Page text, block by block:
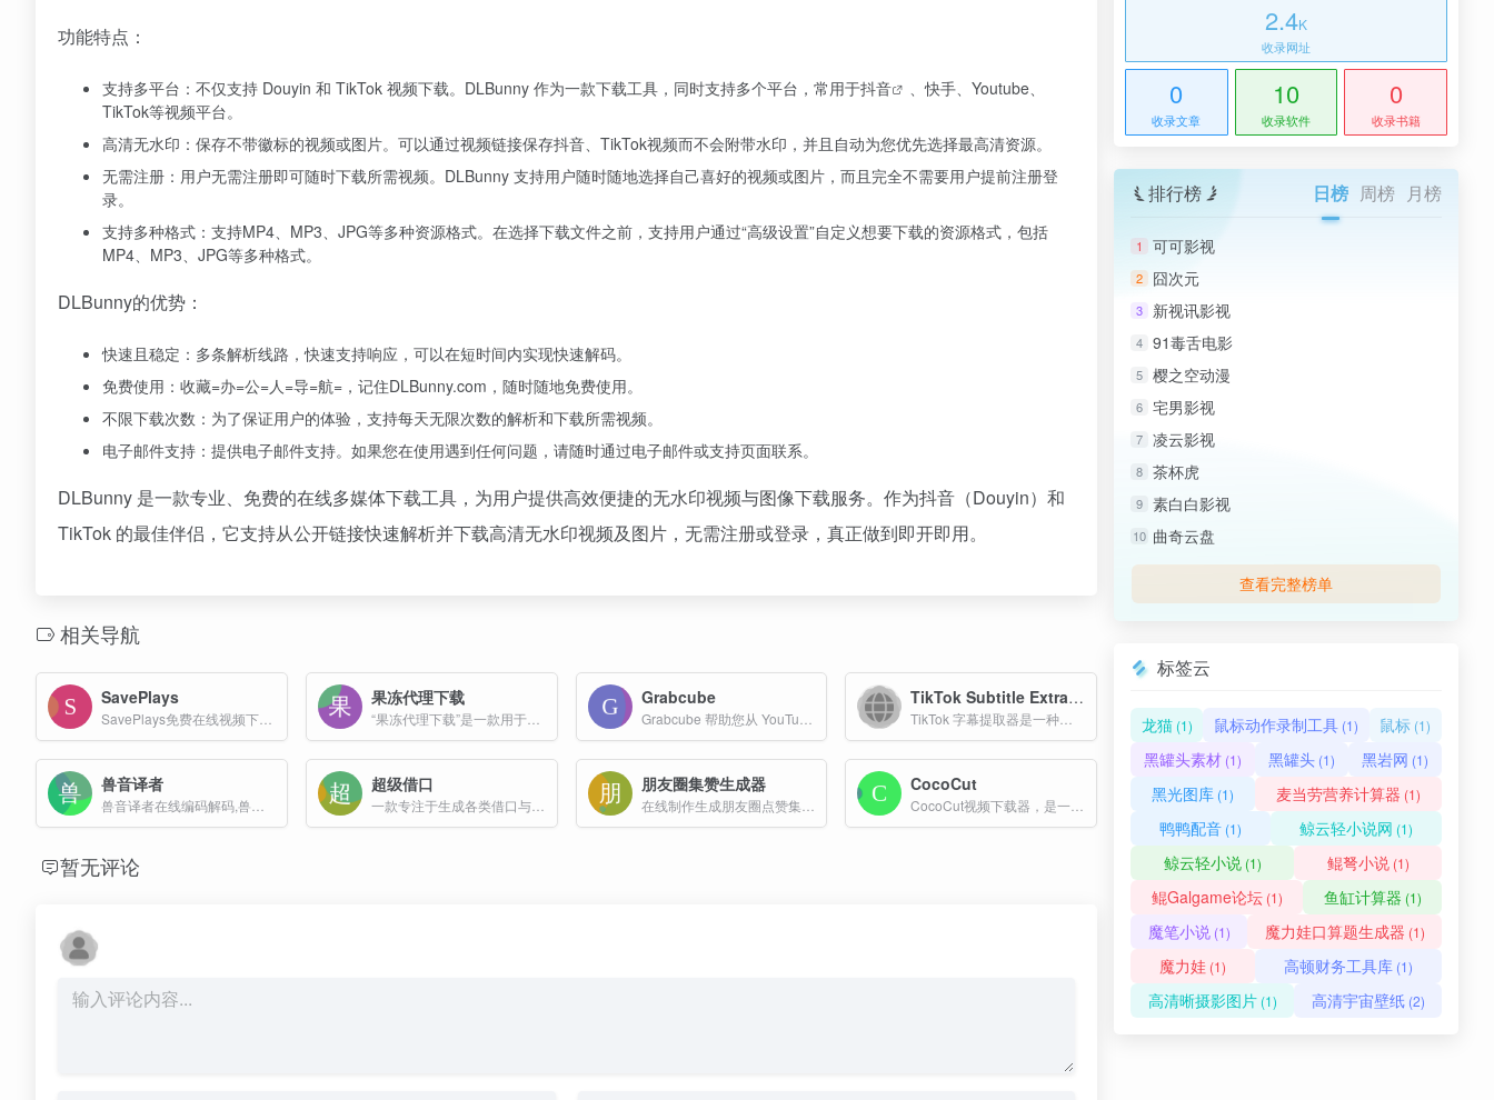
功能特点：
支持多平台：不仅支持 Douyin 和 TikTok 视频下载。DLBunny 作为一款下载工具，同时支持多个平台，常用于抖音
、快手、Youtube、
TikTok等视频平台。
高清无水印：保存不带徽标的视频或图片。可以通过视频链接保存抖音、TikTok视频而不会附带水印，并且自动为您优先选择最高清资源。
无需注册：用户无需注册即可随时下载所需视频。DLBunny 支持用户随时随地选择自己喜好的视频或图片，而且完全不需要用户提前注册登
录。
支持多种格式：支持MP4、MP3、JPG等多种资源格式。在选择下载文件之前，支持用户通过“高级设置”自定义想要下载的资源格式，包括
MP4、MP3、JPG等多种格式。
DLBunny的优势：
快速且稳定：多条解析线路，快速支持响应，可以在短时间内实现快速解码。
免费使用：收藏=办=公=人=导=航=，记住DLBunny.com，随时随地免费使用。
不限下载次数：为了保证用户的体验，支持每天无限次数的解析和下载所需视频。
电子邮件支持：提供电子邮件支持。如果您在使用遇到任何问题，请随时通过电子邮件或支持页面联系。
DLBunny 是一款专业、免费的在线多媒体下载工具，为用户提供高效便捷的无水印视频与图像下载服务。作为抖音（Douyin）和
TikTok 的最佳伴侣，它支持从公开链接快速解析并下载高清无水印视频及图片，无需注册或登录，真正做到即开即用。
相关导航
SavePlays 果冻代理下载
“果冻代理下载”是一款用于加速下载国外资源（如GitHub项目）的工具
Grabcube TikTok Subtitle Extractor
兽音译者 超级借口
一款专注于生成各类借口与理由的实用工具平台，核心定位为 “帮用户优雅说‘不’，规避尴尬场景”，凭借 AI 技术为不同需求的用户提供高效、合适的借口解决方案
朋友圈集赞生成器 CocoCut
暂无评论
2.4K
收录网址
0
收录文章
10
收录软件
0
收录书籍
排行榜 日榜 周榜 月榜
1 可可影视
2 囧次元
3 新视讯影视
4 91毒舌电影
5 樱之空动漫
6 宅男影视
7 凌云影视
8 茶杯虎
9 素白白影视
10 曲奇云盘
查看完整榜单
标签云
龙猫(1) 鼠标动作录制工具(1) 鼠标 (1)
黑罐头素材 (1) 黑罐头 (1) 黑岩网 (1)
黑光图库 (1) 麦当劳营养计算器 (1)
鸭鸭配音 (1) 鲸云轻小说网 (1)
鲸云轻小说(1) 鲲弩小说(1)
鲲Galgame论坛(1) 鱼缸计算器 (1)
魔笔小说(1) 魔力娃口算题生成器 (1)
魔力娃 (1) 高顿财务工具库 (1)
高清晰摄影图片(1) 高清宇宙壁纸(2)